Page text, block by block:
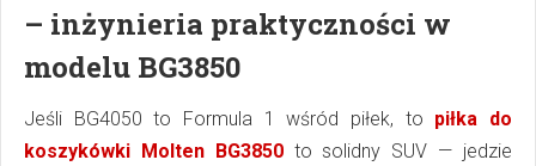
– inżynieria praktyczności w
modelu BG3850
Jeśli BG4050 to Formula 1 wśród piłek, to piłka do
koszykówki Molten BG3850to solidny SUV — jedzie